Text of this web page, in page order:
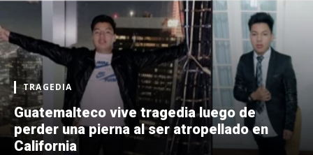
TRAGEDIA
Guatemalteco vive tragedia luego de
perder una pierna al ser atropellado en
California